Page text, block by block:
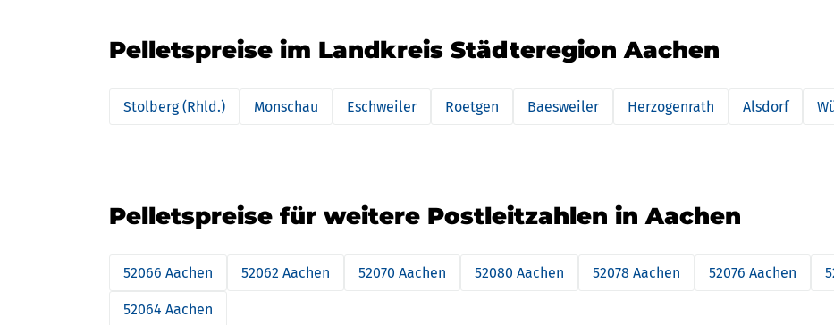
Pelletspreise im Landkreis Städteregion Aachen
Stolberg (Rhld.) Monschau Eschweiler Roetgen Baesweiler Herzogenrath Alsdorf
Pelletspreise für weitere Postleitzahlen in Aachen
52066 Aachen 52062 Aachen 52070 Aachen 52080 Aachen 52078 Aachen 52076 Aachen
52064 Aachen